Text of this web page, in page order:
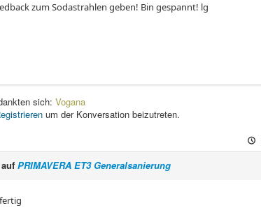
zum Sodastrahlen geben! Bin gespannt! lg
sich: Vogana
um der Konversation beizutreten.
PRIMAVERA ET3 Generalsanierung